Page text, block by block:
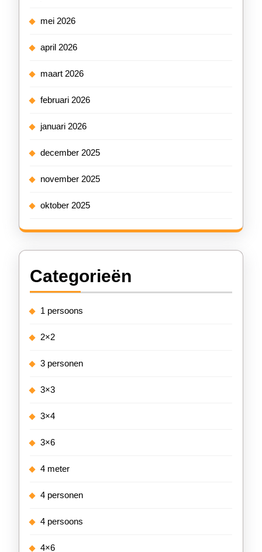
mei 2026
april 2026
maart 2026
februari 2026
januari 2026
december 2025
november 2025
oktober 2025
Categorieën
1 persoons
2×2
3 personen
3×3
3×4
3×6
4 meter
4 personen
4 persoons
4×6